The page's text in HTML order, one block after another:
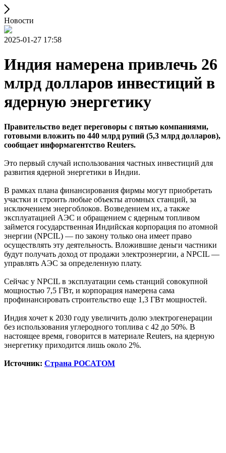
Новости
2025-01-27 17:58
Индия намерена привлечь 26
млрд долларов инвестиций в
ядерную энергетику
Правительство ведет переговоры с пятью компаниями,
готовыми вложить по 440 млрд рупий (5,3 млрд долларов),
сообщает информагентство Reuters.
Это первый случай использования частных инвестиций для
развития ядерной энергетики в Индии.
В рамках плана финансирования фирмы могут приобретать
участки и строить любые объекты атомных станций, за
исключением энергоблоков. Возведением их, а также
эксплуатацией АЭС и обращением с ядерным топливом
займется государственная Индийская корпорация по атомной
энергии (NPCIL) — по закону только она имеет право
осуществлять эту деятельность. Вложившие деньги частники
будут получать доход от продажи электроэнергии, а NPCIL —
управлять АЭС за определенную плату.
Сейчас у NPCIL в эксплуатации семь станций совокупной
мощностью 7,5 ГВт, и корпорация намерена сама
профинансировать строительство еще 1,3 ГВт мощностей.
Индия хочет к 2030 году увеличить долю электрогенерации
без использования углеродного топлива с 42 до 50%. В
настоящее время, говорится в материале Reuters, на ядерную
энергетику приходится лишь около 2%.
Источник: Страна РОСАТОМ